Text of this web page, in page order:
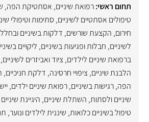
תחום ראשי:רפואת שיניים, אסתטיקת הפה,
טיפולים אסתטיים לשיניים, סתימות וטיפולי
חירום, הקצעת שורשים, דלקות בשיניים
לשיניים, חבלות ופגיעות בשיניים, ליקויים
ברפואת שיניים לילדים, ציוד ואביזרים לשיניים,
הלבנת שיניים, ציפויי חרסינה, דלקת חניכיים,
הפה,רגישות בשיניים,רפואת שיניים ילדים,
שיניים ולסתות, השתלת שיניים, היגיינת
טיפול בשיניים כלואות, שיננית לילדים ונוער,